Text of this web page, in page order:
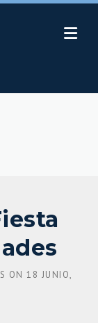
ON 18 JUNIO,